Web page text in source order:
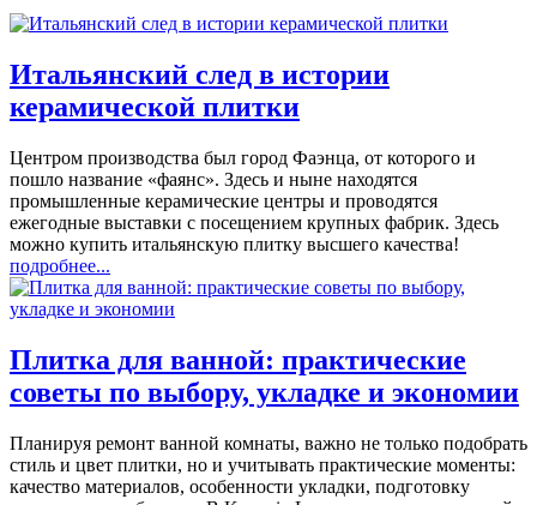
Итальянский след в истории
керамической плитки
Центром производства был город Фаэнца, от которого и
пошло название «фаянс». Здесь и ныне находятся
промышленные керамические центры и проводятся
ежегодные выставки с посещением крупных фабрик. Здесь
можно купить итальянскую плитку высшего качества!
подробнее...
Плитка для ванной: практические
советы по выбору, укладке и экономии
Планируя ремонт ванной комнаты, важно не только подобрать
стиль и цвет плитки, но и учитывать практические моменты:
качество материалов, особенности укладки, подготовку